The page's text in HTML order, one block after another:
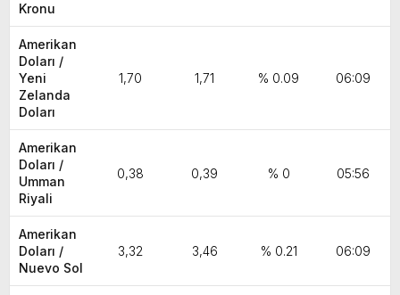
Kronu
Amerikan
Doları /
Yeni
Zelanda
Doları
1,70 1,71 % 0.09 06:09
Amerikan
Doları /
Umman
Riyali
0,38 0,39 % 0 05:56
Amerikan
Doları /
Nuevo Sol
3,32 3,46 % 0.21 06:09